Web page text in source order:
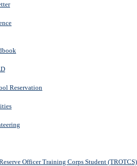
Reservation
Officer Training Corps Student (TROTCS)